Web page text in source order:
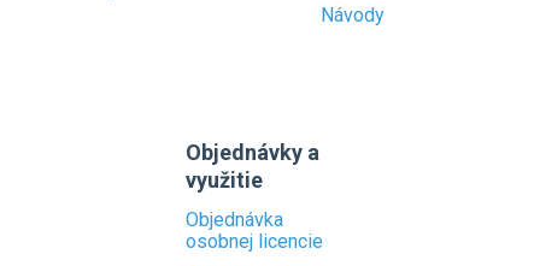
Návody
Objednávky a
využitie
Objednávka
osobnej licencie